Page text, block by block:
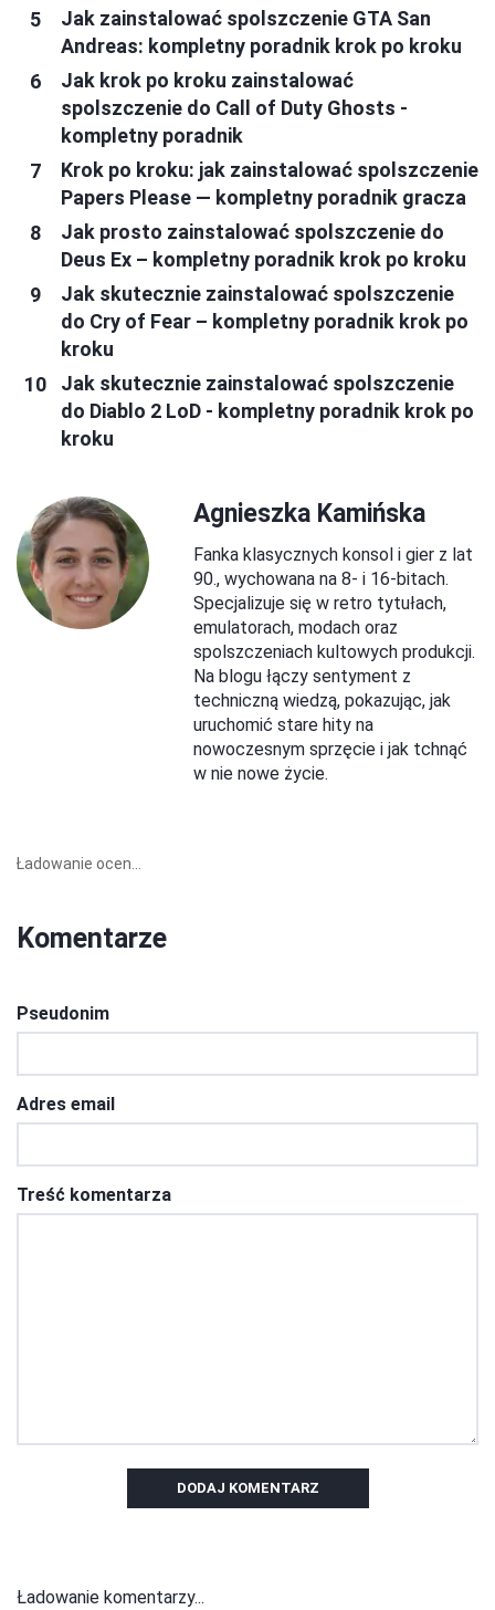
Jak zainstalować spolszczenie GTA San
Andreas: kompletny poradnik krok po kroku
Jak krok po kroku zainstalować
spolszczenie do Call of Duty Ghosts -
kompletny poradnik
Krok po kroku: jak zainstalować spolszczenie
Papers Please — kompletny poradnik gracza
Jak prosto zainstalować spolszczenie do
Deus Ex – kompletny poradnik krok po kroku
Jak skutecznie zainstalować spolszczenie
do Cry of Fear – kompletny poradnik krok po
kroku
Jak skutecznie zainstalować spolszczenie
do Diablo 2 LoD - kompletny poradnik krok po
kroku
Agnieszka Kamińska
Fanka klasycznych konsol i gier z lat
90., wychowana na 8- i 16-bitach.
Specjalizuje się w retro tytułach,
emulatorach, modach oraz
spolszczeniach kultowych produkcji.
Na blogu łączy sentyment z
techniczną wiedzą, pokazując, jak
uruchomić stare hity na
nowoczesnym sprzęcie i jak tchnąć
w nie nowe życie.
Ładowanie ocen...
Komentarze
Pseudonim
Adres email
Treść komentarza
DODAJ KOMENTARZ
Ładowanie komentarzy...